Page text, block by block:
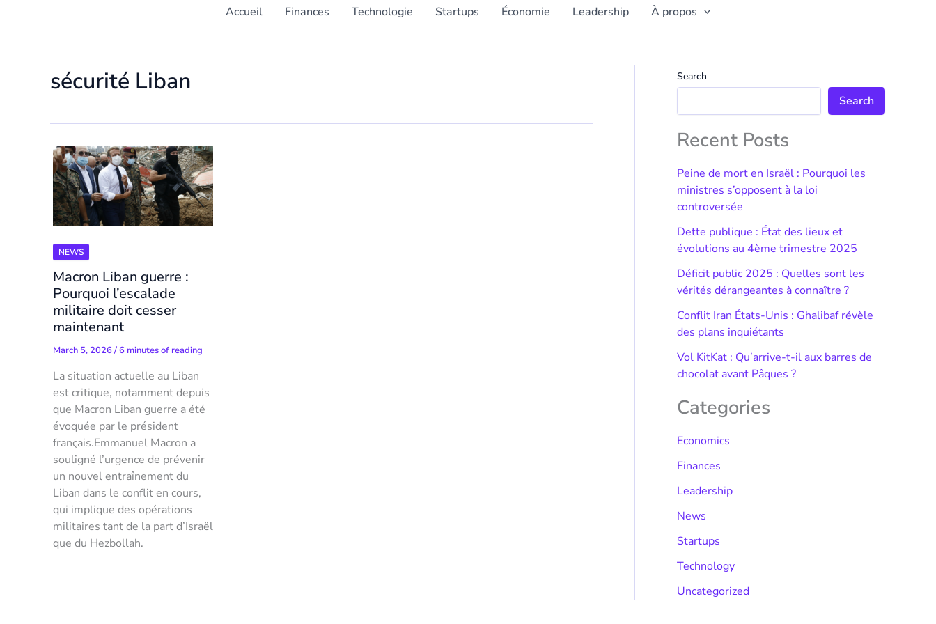
Accueil Finances Technologie Startups Économie Leadership À propos
sécurité Liban
NEWS
Macron Liban guerre :
Pourquoi l’escalade
militaire doit cesser
maintenant
March 5, 2026/6 minutes of reading
La situation actuelle au Liban
est critique, notamment depuis
que Macron Liban guerre a été
évoquée par le président
français.Emmanuel Macron a
souligné l’urgence de prévenir
un nouvel entraînement du
Liban dans le conflit en cours,
qui implique des opérations
militaires tant de la part d’Israël
que du Hezbollah.
Search
Search
Recent Posts
Peine de mort en Israël : Pourquoi les
ministres s’opposent à la loi
controversée
Dette publique : État des lieux et
évolutions au 4ème trimestre 2025
Déficit public 2025 : Quelles sont les
vérités dérangeantes à connaître ?
Conflit Iran États-Unis : Ghalibaf révèle
des plans inquiétants
Vol KitKat : Qu’arrive-t-il aux barres de
chocolat avant Pâques ?
Categories
Economics
Finances
Leadership
News
Startups
Technology
Uncategorized